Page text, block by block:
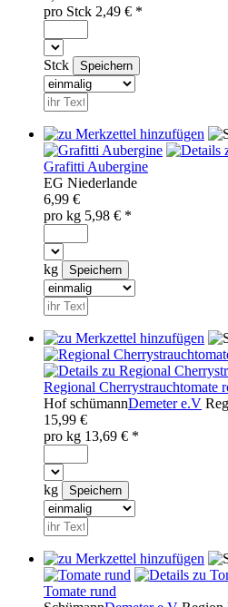
pro Stck 2,49 € *
Stck
Grafitti Aubergine
EG Niederlande
6,99 €
pro kg 5,98 € *
kg
Regional Cherrystrauchtomate
Hof schümannDemeter e.V
15,99 €
pro kg 13,69 € *
kg
Tomate rund